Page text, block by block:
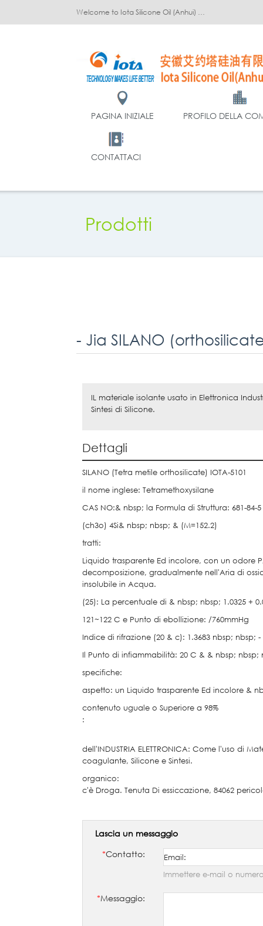
Welcome to Iota Silicone Oil (Anhui) Co., Ltd.!
PAGINA INIZIALE PROFILO DELLA
CONTATTACI
Prodotti
- Jia SILANO
IL materiale isolante usato in Elettronica
Sintesi di Silicone.
Dettagli
SILANO (Tetra metile orthosilicate) IOTA-5101
il nome inglese: Tetramethoxysilane
CAS NO:& nbsp; la Formula di Struttura: 681-84-5
(ch3o) 4Si& nbsp; nbsp; & (M=152.2)
tratti:
Liquido trasparente Ed incolore, con un odore
decomposizione, gradualmente nell'Aria di
insolubile in Acqua.
(25): La percentuale di & nbsp; nbsp; 1.0325 +
121~122 C e Punto di ebollizione: /760mmHg
Indice di rifrazione (20 & c): 1.3683 nbsp; nbsp; -
Il Punto di infiammabilità: 20 C & & nbsp; nbsp;
specifiche:
aspetto: un Liquido trasparente Ed incolore &
contenuto uguale o Superiore a 98%
:
dell'INDUSTRIA ELETTRONICA: Come l'uso di
coagulante, Silicone e Sintesi.
organico:
c'è Droga. Tenuta Di essiccazione, 84062
Lascia un messaggio
*Contatto:
Immettere e-mail o
*Messaggio: